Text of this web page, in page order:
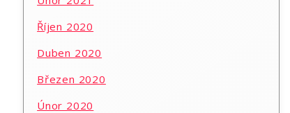
Říjen 2020
Duben 2020
Březen 2020
Únor 2020